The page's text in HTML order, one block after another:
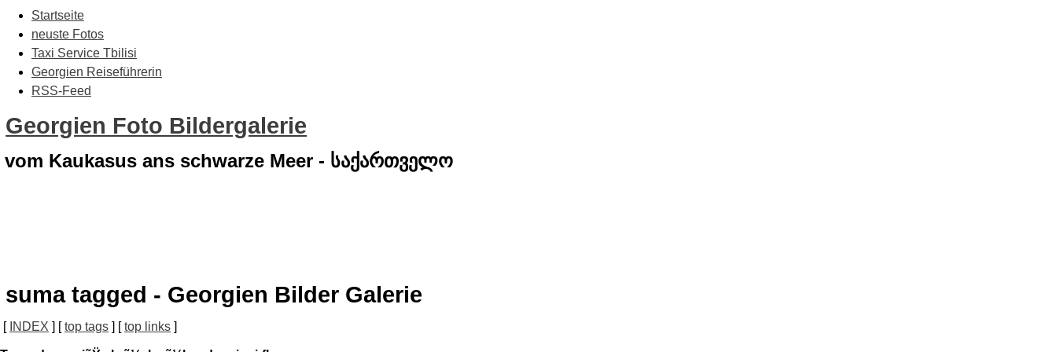
Startseite
neuste Fotos
Taxi Service Tbilisi
Georgien Reiseführerin
RSS-Feed
Georgien Foto Bildergalerie
vom Kaukasus ans schwarze Meer - საქართველო
suma tagged - Georgien Bilder Galerie
[ INDEX ] [top tags ] [top links ]